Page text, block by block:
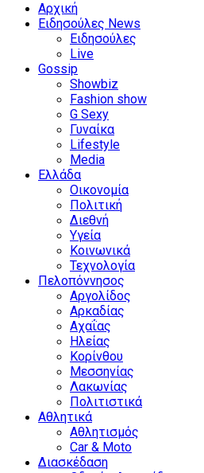
Αρχική
Ειδησούλες News
Ειδησούλες
Live
Gossip
Showbiz
Fashion show
G Sexy
Γυναίκα
Lifestyle
Media
Ελλάδα
Οικονομία
Πολιτική
Διεθνή
Υγεία
Κοινωνικά
Τεχνολογία
Πελοπόννησος
Αργολίδος
Αρκαδίας
Αχαΐας
Ηλείας
Κορίνθου
Μεσσηνίας
Λακωνίας
Πολιτιστικά
Αθλητικά
Αθλητισμός
Car & Moto
Διασκέδαση